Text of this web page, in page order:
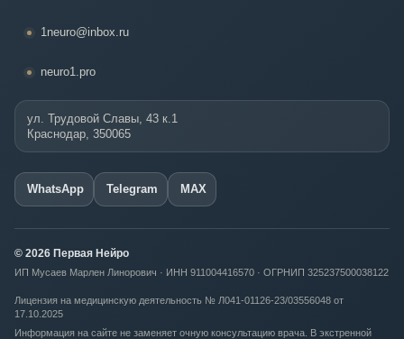
1neuro@inbox.ru
neuro1.pro
ул. Трудовой Славы, 43 к.1
Краснодар, 350065
WhatsApp Telegram MAX
© 2026 Первая Нейро
ИП Мусаев Марлен Линорович · ИНН 911004416570 · ОГРНИП 325237500038122
Лицензия на медицинскую деятельность № Л041-01126-23/03556048 от
17.10.2025
Информация на сайте не заменяет очную консультацию врача. В экстренной